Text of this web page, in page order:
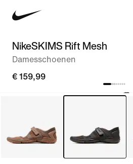
NikeSKIMS Rift Mesh
Damesschoenen
€ 159,99